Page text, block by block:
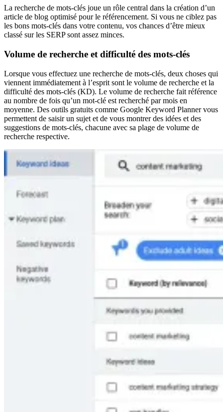
La recherche de mots-clés joue un rôle central dans la création d’un
article de blog optimisé pour le référencement. Si vous ne ciblez pas
les bons mots-clés dans votre contenu, vos chances d’être mieux
classé sur les SERP sont assez minces.
Volume de recherche et difficulté des mots-clés
Lorsque vous effectuez une recherche de mots-clés, deux choses qui
viennent immédiatement à l’esprit sont le volume de recherche et la
difficulté des mots-clés (KD). Le volume de recherche fait référence
au nombre de fois qu’un mot-clé est recherché par mois en
moyenne. Des outils gratuits comme Google Keyword Planner vous
permettent de saisir un sujet et de vous montrer des idées et des
suggestions de mots-clés, chacune avec sa plage de volume de
recherche respective.